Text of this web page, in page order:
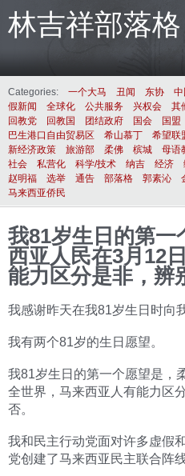
林吉祥部落格
Categories: 一个大马 丑闻 东协 中
假新闻
全球化 公共服务 兴权会 其
回教党
回教国 团结政府 国会 国盟
巴生港口自由贸易区
希山慕丁 希望联
新经济政策
旅游部 柔佛 槟城 母语
社会
私营化 科学/技术 纳吉 经济
赵明福
选举 通告 部落格 郭素沁
马来西亚侨民
我81岁生日的第一
西亚人民在3月12
能力区分是非，辨
我感谢昨天在我81岁生日时向
我有两个81岁的生日愿望。
我81岁生日的第一个愿望是，
全世界，马来西亚人有能力区
否。
我和民主行动党面对许多虚假
党创建了马来西亚民主联合阵